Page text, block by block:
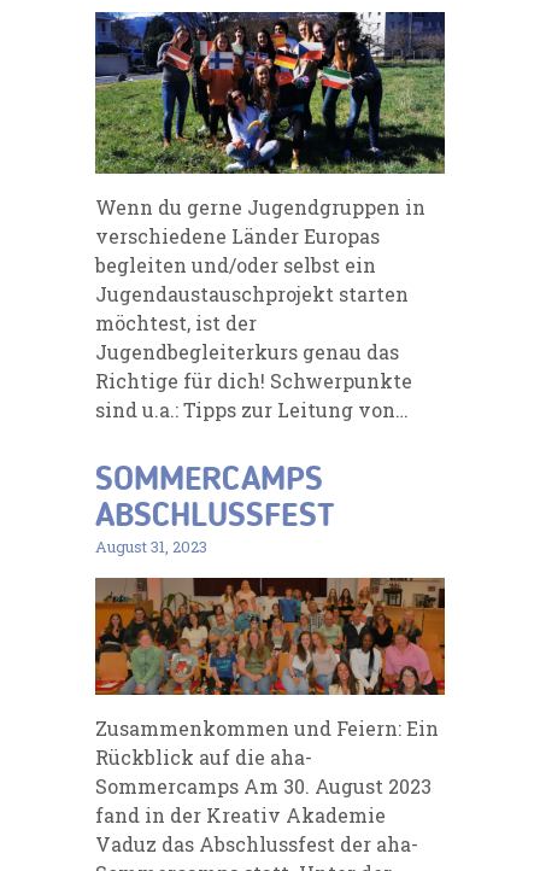
Wenn du gerne Jugendgruppen in
verschiedene Länder Europas
begleiten und/oder selbst ein
Jugendaustauschprojekt starten
möchtest, ist der
Jugendbegleiterkurs genau das
Richtige für dich! Schwerpunkte
sind u.a.: Tipps zur Leitung von…
SOMMERCAMPS
ABSCHLUSSFEST
August 31, 2023
Zusammenkommen und Feiern: Ein
Rückblick auf die aha-
Sommercamps Am 30. August 2023
fand in der Kreativ Akademie
Vaduz das Abschlussfest der aha-